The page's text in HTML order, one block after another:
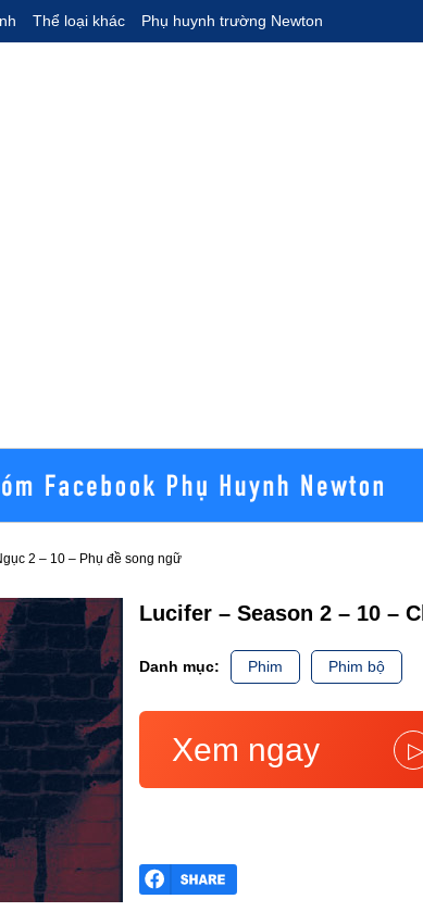
Thể loại khác Phụ huynh trường Newton
2 – 10 – Phụ đề song ngữ
Lucifer – Season 2 – 10 –
Danh mục: Phim Phim bộ
Xem ngay ▷